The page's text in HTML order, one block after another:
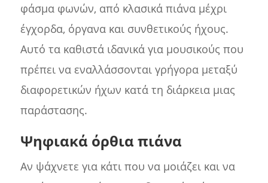
φάσμα φωνών, από κλασικά πιάνα μέχρι
έγχορδα, όργανα και συνθετικούς ήχους.
Αυτό τα καθιστά ιδανικά για μουσικούς που
πρέπει να εναλλάσσονται γρήγορα μεταξύ
διαφορετικών ήχων κατά τη διάρκεια μιας
παράστασης.
Ψηφιακά όρθια πιάνα
Αν ψάχνετε για κάτι που να μοιάζει και να